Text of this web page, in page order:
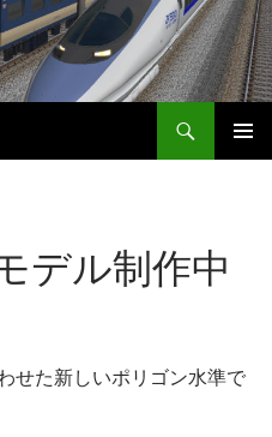
デル制作中
せた新しいポリゴン水準で